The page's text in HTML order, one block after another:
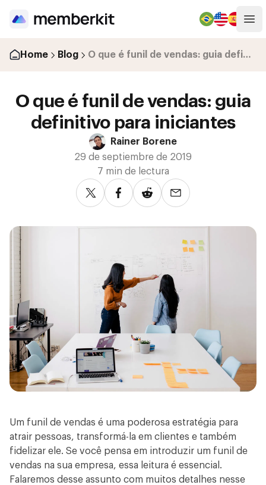
Home Blog O que é funil de vendas: guia definitivo para iniciantes
O que é funil de vendas: guia
definitivo para iniciantes
Rainer Borene
29 de septiembre de 2019
7 min de lectura
Compartir en Twitter
Compartir en Facebook
Compartir en Reddit
Compartir por
Um funil de vendas é uma poderosa estratégia para
atrair pessoas, transformá-la em clientes e também
fidelizar ele. Se você pensa em introduzir um funil de
vendas na sua empresa, essa leitura é essencial.
Falaremos desse assunto com muitos detalhes nesse